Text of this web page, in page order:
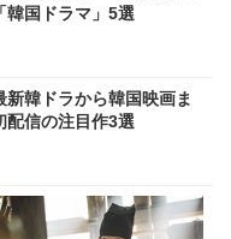
韓国ドラマ」5選
新韓ドラから韓国映画ま
配信の注目作3選